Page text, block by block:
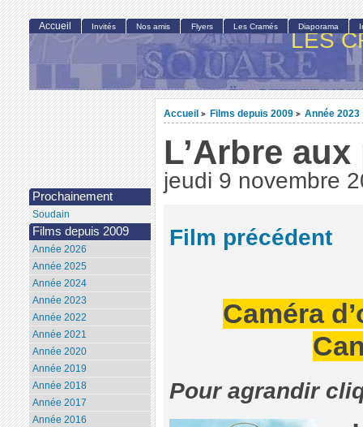
LES
Accueil > Films depuis 2009 > Année 2023
L’Arbre
jeudi 9 novembre
Film précédent
Caméra
Pour agrandir
Accueil Invités Nos amis Flyers Les Cramés Diaporama
Prochainement
Soudain
Films depuis 2009
Année 2026
Année 2025
Année 2024
Année 2023
Année 2022
Année 2021
Année 2020
Année 2019
Année 2018
Année 2017
Année 2016